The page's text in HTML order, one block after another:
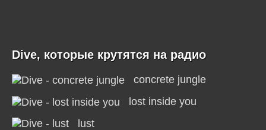
Dive, которые крутятся на радио
concrete jungle
lost inside you
lust